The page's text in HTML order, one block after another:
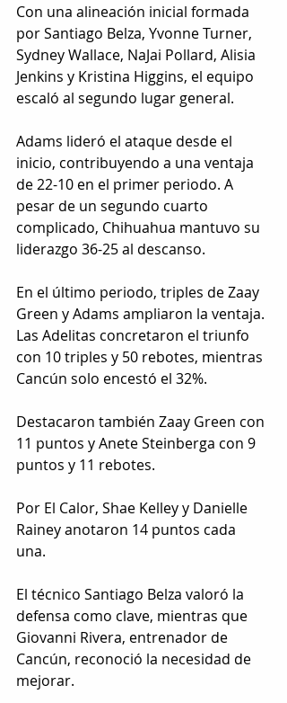
Con una alineación inicial formada
por Santiago Belza, Yvonne Turner,
Sydney Wallace, NaJai Pollard, Alisia
Jenkins y Kristina Higgins, el equipo
escaló al segundo lugar general.
Adams lideró el ataque desde el
inicio, contribuyendo a una ventaja
de 22-10 en el primer periodo. A
pesar de un segundo cuarto
complicado, Chihuahua mantuvo su
liderazgo 36-25 al descanso.
En el último periodo, triples de Zaay
Green y Adams ampliaron la ventaja.
Las Adelitas concretaron el triunfo
con 10 triples y 50 rebotes, mientras
Cancún solo encestó el 32%.
Destacaron también Zaay Green con
11 puntos y Anete Steinberga con 9
puntos y 11 rebotes.
Por El Calor, Shae Kelley y Danielle
Rainey anotaron 14 puntos cada
una.
El técnico Santiago Belza valoró la
defensa como clave, mientras que
Giovanni Rivera, entrenador de
Cancún, reconoció la necesidad de
mejorar.